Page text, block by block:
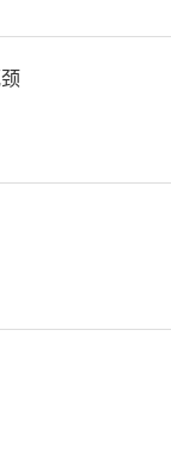
减少。
示，因
产线
需求
在卖
等。